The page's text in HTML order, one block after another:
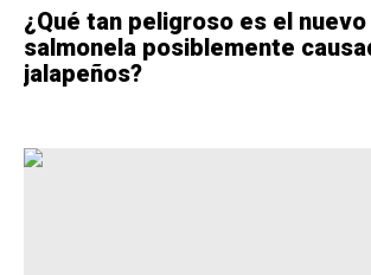
¿Qué tan peligroso es el
salmonela posiblemente
jalapeños?